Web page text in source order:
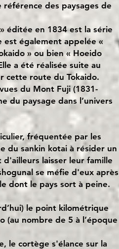
des paysages de
éditée en 1834 est la série
est également appelée «
» ou bien « Hoeido
a été réalisée suite au
cette route du Tokaido.
du Mont Fuji (1831-
du paysage dans l’univers
fréquentée par les
du sankin kotai à résider un
laisser leur famille
se méfie d'eux après
dont le pays sort à peine.
le point kilométrique
(au nombre de 5 à l’époque
le cortège s'élance sur la